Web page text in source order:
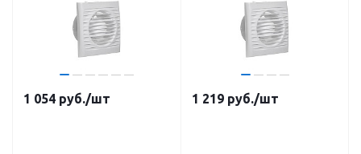
1 054 руб./шт 1 219 руб./шт